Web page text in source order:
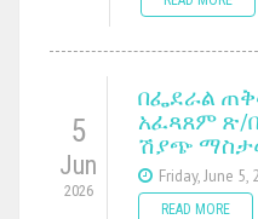
5
Jun
2026
በፌደራል
አፈጻጸም ጽ/
ሽያጭ
Friday, June 5,
READ MORE